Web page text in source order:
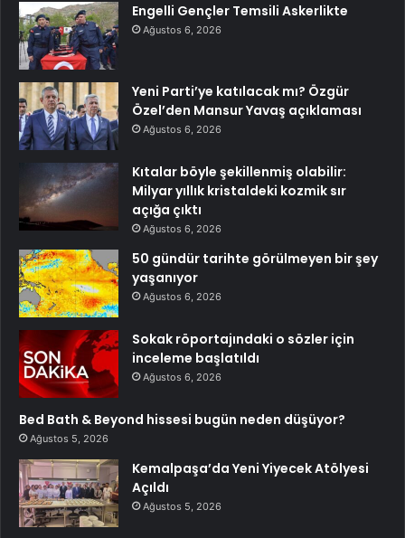
Engelli Gençler Temsili Askerlikte
Ağustos 6, 2026
Yeni Parti’ye katılacak mı? Özgür
Özel’den Mansur Yavaş açıklaması
Ağustos 6, 2026
Kıtalar böyle şekillenmiş olabilir:
Milyar yıllık kristaldeki kozmik sır
açığa çıktı
Ağustos 6, 2026
50 gündür tarihte görülmeyen bir şey
yaşanıyor
Ağustos 6, 2026
Sokak röportajındaki o sözler için
inceleme başlatıldı
Ağustos 6, 2026
Bed Bath & Beyond hissesi bugün neden düşüyor?
Ağustos 5, 2026
Kemalpaşa’da Yeni Yiyecek Atölyesi
Açıldı
Ağustos 5, 2026